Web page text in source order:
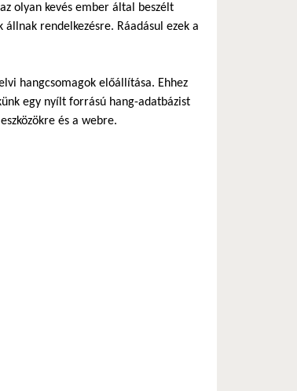
olyan kevés ember által beszélt
rendelkezésre. Ráadásul ezek a
hangcsomagok előállítása. Ehhez
egy nyílt forrású hang-adatbázist
és a webre.